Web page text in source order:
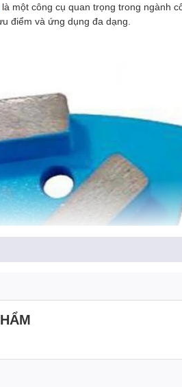
là một công cụ quan trọng trong ngành
điểm và ứng dụng đa dạng.